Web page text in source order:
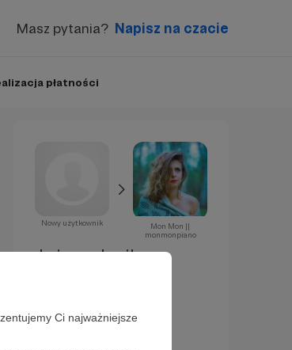
Ci najważniejsze
Masz pytania? Napisz na czacie
płatności
Nowy użytkownik
Mon Mon ||
monmonpiano
Już za chwilę